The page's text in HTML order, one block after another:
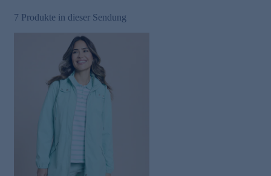
7 Produkte in dieser Sendung